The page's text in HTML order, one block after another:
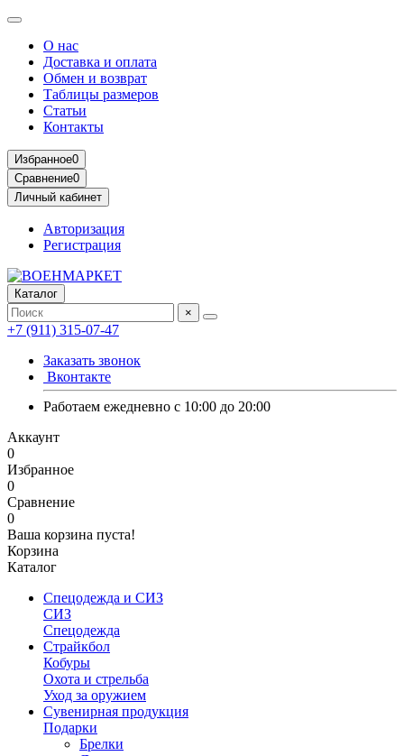
О нас
Доставка и оплата
Обмен и возврат
Таблицы размеров
Статьи
Контакты
Избранное0
Сравнение0
Личный кабинет
Авторизация
Регистрация
Каталог
×
+7 (911) 315-07-47
Заказать звонок
Вконтакте
Работаем ежедневно с 10:00 до 20:00
Аккаунт
0
Избранное
0
Сравнение
0
Ваша корзина пуста!
Корзина
Каталог
Спецодежда и СИЗ
СИЗ
Спецодежда
Страйкбол
Кобуры
Охота и стрельба
Уход за оружием
Сувенирная продукция
Подарки
Брелки